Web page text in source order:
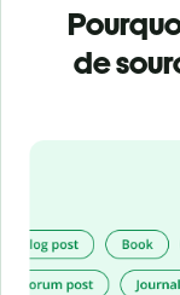
de